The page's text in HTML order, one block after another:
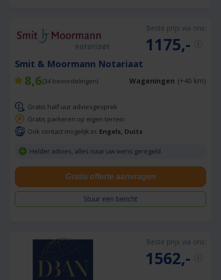
Beste prijs via ons:
1175,-
Smit & Moormann Notariaat
8,6(34 beoordelingen) Wageningen (+40 km)
Gratis half uur adviesgesprek
Gratis parkeren op eigen terrein
Ook contact mogelijk in: Engels, Duits
Helder advies, alles naar uw wens geregeld
Gratis offerte aanvragen
Stuur een bericht
Beste prijs via ons:
1562,-